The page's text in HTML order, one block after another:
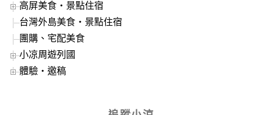
高屏美食‧景點住宿
台灣外島美食‧景點住宿
團購、宅配美食
小凉周遊列國
體驗‧邀稿